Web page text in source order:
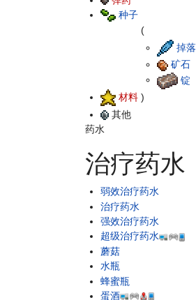
种子
材料
(
掉落
矿石
锭
)
其他
药水
治疗药水
弱效治疗药水
治疗药水
强效治疗药水
超级治疗药水
蘑菇
水瓶
蜂蜜瓶
蛋酒